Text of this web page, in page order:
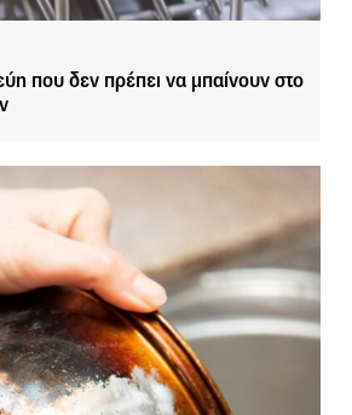
που δεν πρέπει να μπαίνουν στο